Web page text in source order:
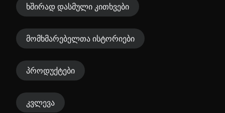
ხშირად დასმული კითხვები
მომხმარებელთა ისტორიები
პროდუქტები
კვლევა